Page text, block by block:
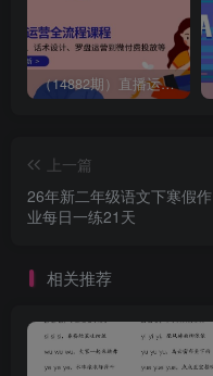
（14882期）直播运营全流程课程-5月更新：从起号、话术设计、罗盘运营到微付费投放等
上一篇
26年新二年级语文下寒假作
业每日一练21天
相关推荐